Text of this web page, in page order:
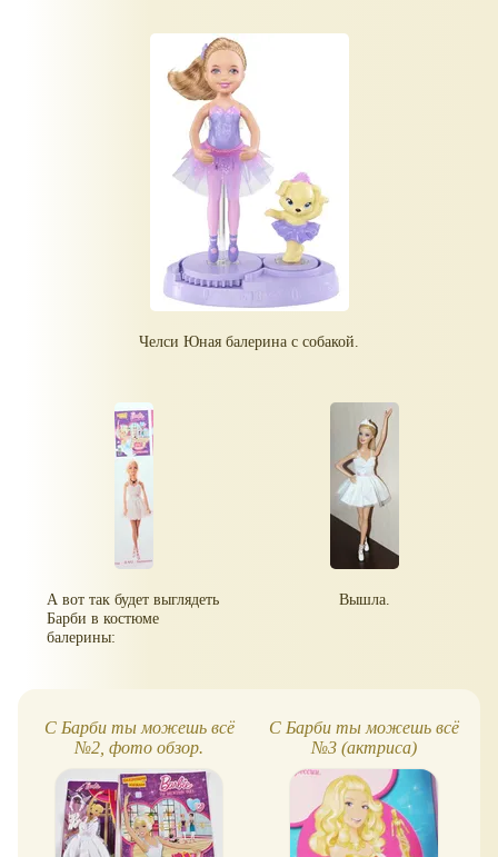
Челси Юная балерина с собакой.
А вот так будет выглядеть
Барби в костюме
балерины:
Вышла.
С Барби ты можешь всё
№2, фото обзор.
Балерина
С Барби ты можешь всё
№3 (актриса)